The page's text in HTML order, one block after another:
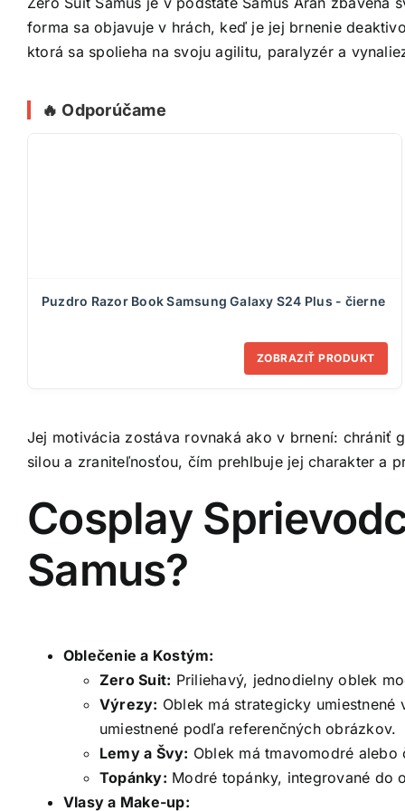
forma sa objavuje v hrách, keď je jej brnenie
ktorá sa spolieha na svoju agilitu, paralyzér a
🔥 Odporúčame
Puzdro Razor Book Samsung Galaxy S24 Plus - čierne
ZOBRAZIŤ PRODUKT
Jej motivácia zostáva rovnaká ako v brnení: chrániť
silou a zraniteľnosťou, čím prehlbuje jej charakter a
Cosplay
Samus?
Oblečenie a Kostým:
Zero Suit: Priliehavý, jednodielny oblek
Výrezy: Oblek má strategicky
umiestnené podľa referenčných obrázkov.
Lemy a Švy: Oblek má tmavomodré
Topánky: Modré topánky, integrované do
Vlasy a Make-up: